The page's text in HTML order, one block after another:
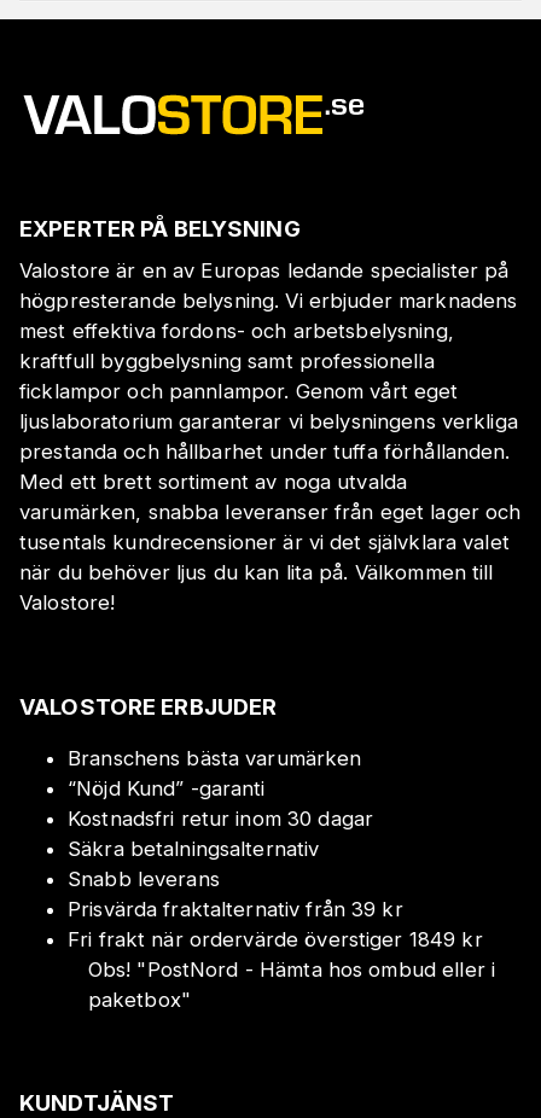
EXPERTER PÅ BELYSNING
Valostore är en av Europas ledande specialister på
högpresterande belysning. Vi erbjuder marknadens
mest effektiva fordons- och arbetsbelysning,
kraftfull byggbelysning samt professionella
ficklampor och pannlampor. Genom vårt eget
ljuslaboratorium garanterar vi belysningens verkliga
prestanda och hållbarhet under tuffa förhållanden.
Med ett brett sortiment av noga utvalda
varumärken, snabba leveranser från eget lager och
tusentals kundrecensioner är vi det självklara valet
när du behöver ljus du kan lita på. Välkommen till
Valostore!
VALOSTORE ERBJUDER
Branschens bästa varumärken
“Nöjd Kund” -garanti
Kostnadsfri retur inom 30 dagar
Säkra betalningsalternativ
Snabb leverans
Prisvärda fraktalternativ från 39 kr
Fri frakt när ordervärde överstiger 1849 kr
Obs! "PostNord - Hämta hos ombud eller i
paketbox"
KUNDTJÄNST